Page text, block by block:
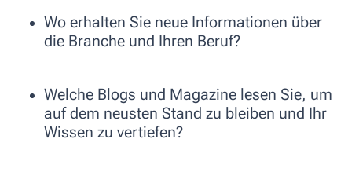
Wo erhalten Sie neue Informationen über
die Branche und Ihren Beruf?
Welche Blogs und Magazine lesen Sie, um
auf dem neusten Stand zu bleiben und Ihr
Wissen zu vertiefen?